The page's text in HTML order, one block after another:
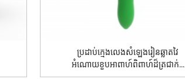
ប្រដាប់ក្មេងលេងសំឡេងរៀនឆ្លាតវៃ
អំណោយខួបអាពាហ៍ពិពាហ៍ដ៏ត្រជាក់...